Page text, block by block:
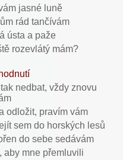
jasné luně
rád tančívám
ústa a paže
rozevlátý mám?
nedbat, vždy znovu
odložit, pravím vám
sem do horských lesů
do sebe sedávám
aby mne přemluvili